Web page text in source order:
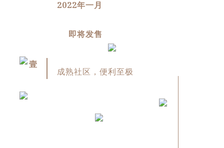
2022年一月
即将发售
壹
成熟社区，便利至极